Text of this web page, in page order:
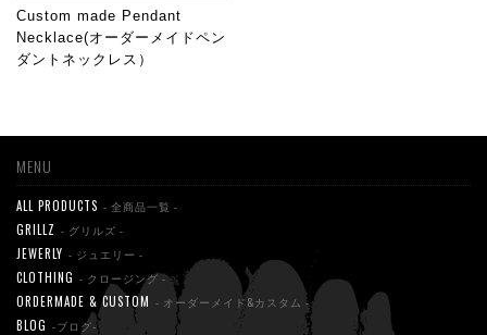
Custom made Pendant
Necklace(オーダーメイドペン
ダントネックレス）
MENU
ALL PRODUCTS - 全商品一覧 -
GRILLZ - グリルズ -
JEWERLY - ジュエリー -
CLOTHING - クロージング -
ORDERMADE & CUSTOM - オーダーメイド&カスタム -
BLOG -ブログ-